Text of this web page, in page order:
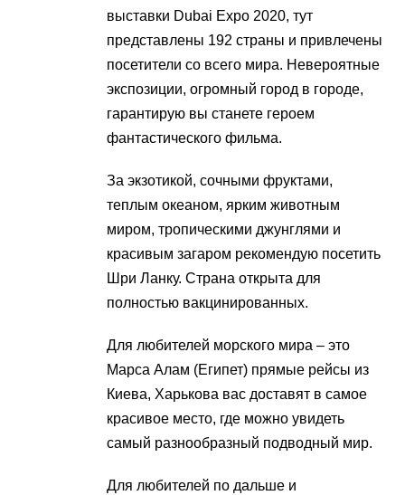
выставки Dubai Expo 2020, тут
представлены 192 страны и привлечены
посетители со всего мира. Невероятные
экспозиции, огромный город в городе,
гарантирую вы станете героем
фантастического фильма.
За экзотикой, сочными фруктами,
теплым океаном, ярким животным
миром, тропическими джунглями и
красивым загаром рекомендую посетить
Шри Ланку. Страна открыта для
полностью вакцинированных.
Для любителей морского мира – это
Марса Алам (Египет) прямые рейсы из
Киева, Харькова вас доставят в самое
красивое место, где можно увидеть
самый разнообразный подводный мир.
Для любителей по дальше и